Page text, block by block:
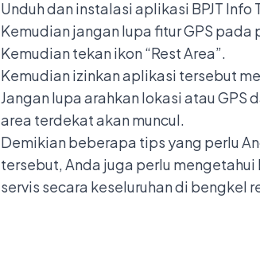
Unduh dan instalasiaplikasi BPJT Info
Kemudian jangan lupa fitur GPS pada
Kemudian tekan ikon “Rest Area”.
Kemudian izinkan aplikasi tersebut
Jangan lupa arahkan lokasi atau GPS
area terdekat akan muncul.
Demikian beberapa tips yang perlu
tersebut, Anda juga perlu
servis secara keseluruhan di bengkel